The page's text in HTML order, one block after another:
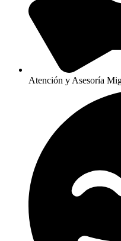
Atención y Asesoría